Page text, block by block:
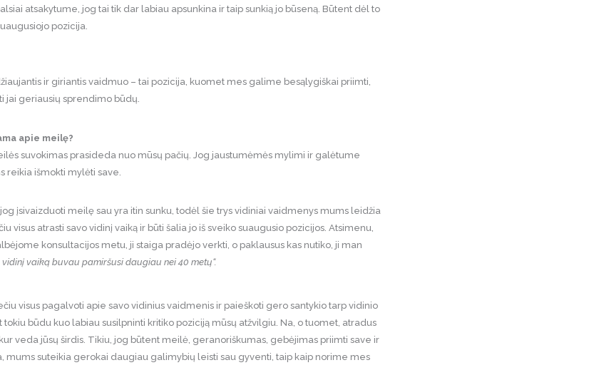
atsakytume, jog tai tik dar labiau apsunkina ir taip sunkią jo būseną. Būtent dėl to
pozicija.
ir giriantis vaidmuo – tai pozicija, kuomet mes galime besąlygiškai priimti,
jai geriausių sprendimo būdų.
apie meilę?
suvokimas prasideda nuo mūsų pačių. Jog jaustumėmės mylimi ir galėtume
reikia išmokti mylėti save.
įsivaizduoti meilę sau yra itin sunku, todėl šie trys vidiniai vaidmenys mums leidžia
visus atrasti savo vidinį vaiką ir būti šalia jo iš sveiko suaugusio pozicijos. Atsimenu,
konsultacijos metu, ji staiga pradėjo verkti, o paklausus kas nutiko, ji man
vaiką buvau pamiršusi daugiau nei 40 metų“.
visus pagalvoti apie savo vidinius vaidmenis ir paieškoti gero santykio tarp vidinio
tokiu būdu kuo labiau susilpninti kritiko poziciją mūsų atžvilgiu. Na, o tuomet, atradus
veda jūsų širdis. Tikiu, jog būtent meilė, geranoriškumas, gebėjimas priimti save ir
mums suteikia gerokai daugiau galimybių leisti sau gyventi, taip kaip norime mes